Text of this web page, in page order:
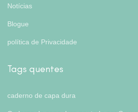
Notícias
Blogue
política de Privacidade
Tags quentes
caderno de capa dura